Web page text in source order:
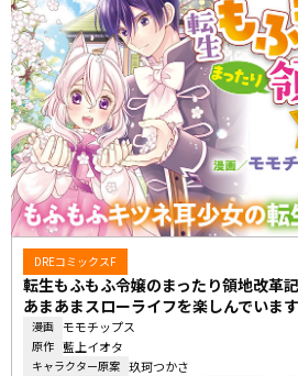
DREコミックスF
転生もふもふ令嬢のまったり領地改革
あまあまスローライフを楽しんでいま
漫画 モモチップス
原作 藍上イオタ
キャラクター原案 玖珂つかさ